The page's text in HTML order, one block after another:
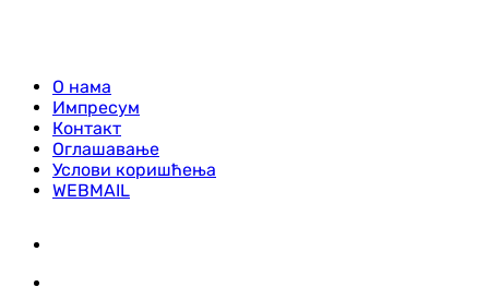
О нама
Импресум
Контакт
Оглашавање
Услови коришћења
WEBMAIL